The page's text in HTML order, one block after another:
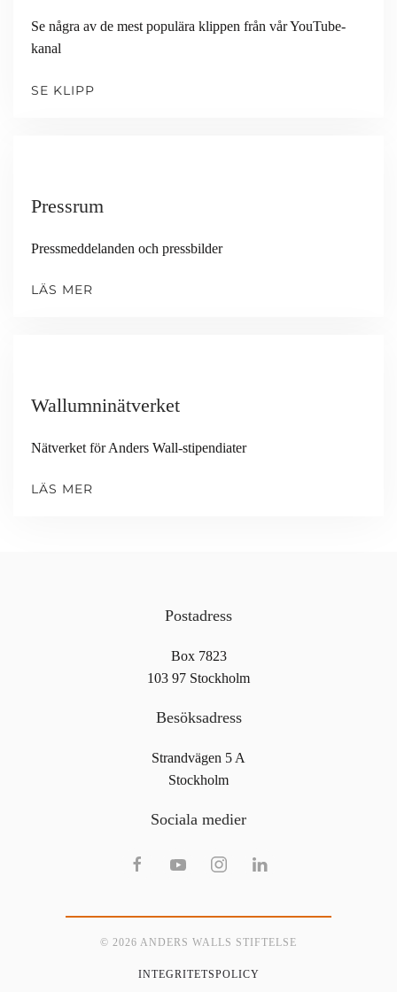
Se några av de mest populära klippen från vår YouTube-
kanal
SE KLIPP
Pressrum
Pressmeddelanden och pressbilder
LÄS MER
Wallumninätverket
Nätverket för Anders Wall-stipendiater
LÄS MER
Besöksadress
Strandvägen 5 A
Stockholm
Postadress
Box 7823
103 97 Stockholm
Sociala medier
© 2026 ANDERS WALLS STIFTELSE
INTEGRITETSPOLICY